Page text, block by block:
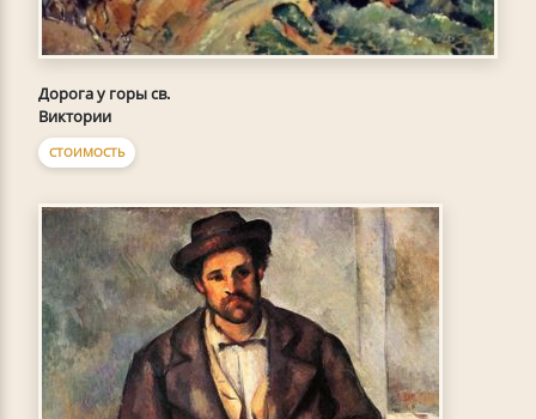
Дорога у горы св.
Виктории
СТОИМОСТЬ